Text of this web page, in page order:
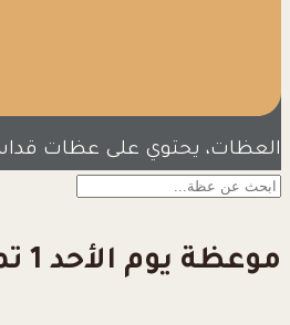
العظات، يحتوي على عظات
موعظة يوم الأحد 1 تموز 2018: موعظة الأحد الثالث عشر من الزمن العادي.